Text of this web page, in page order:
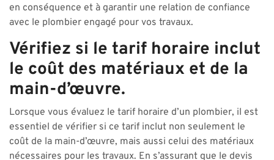
en conséquence et à garantir une relation de confiance
avec le plombier engagé pour vos travaux.
Vérifiez si le tarif horaire inclut
le coût des matériaux et de la
main-d’œuvre.
Lorsque vous évaluez le tarif horaire d’un plombier, il est
essentiel de vérifier si ce tarif inclut non seulement le
coût de la main-d’œuvre, mais aussi celui des matériaux
nécessaires pour les travaux. En s’assurant que le devis